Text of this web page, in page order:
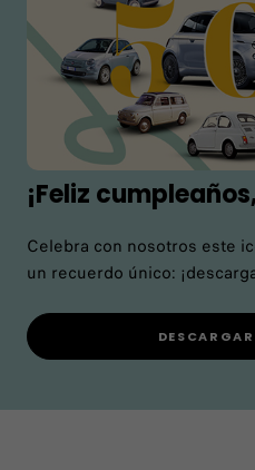
¡Feliz
Celebra con nosotros este
un recuerdo único: